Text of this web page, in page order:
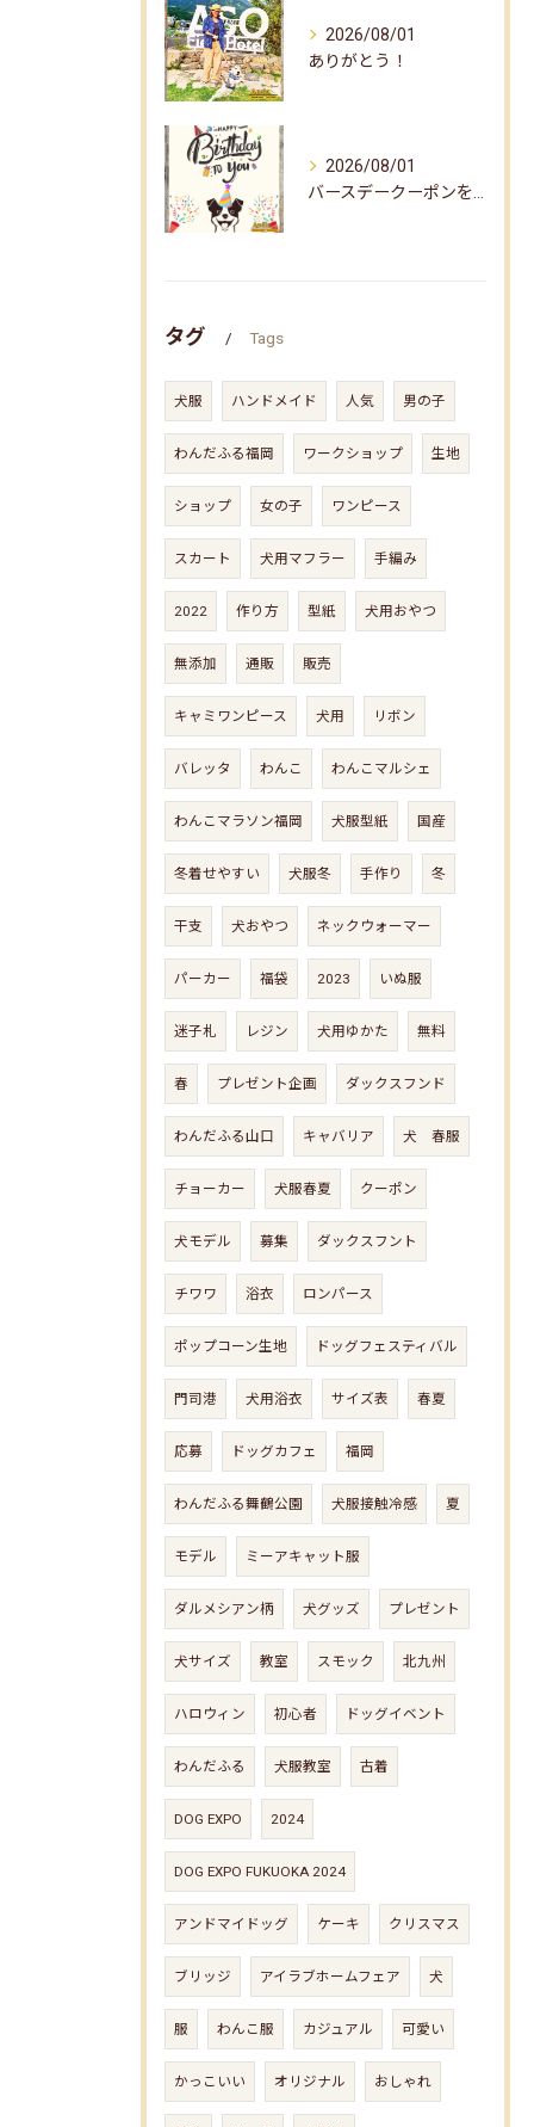
2026/08/01
ありがとう！
2026/08/01
タグ Tags
犬服 ハンドメイド 人気 男の子
わんだふる福岡 ワークショップ 生地
ショップ 女の子 ワンピース
スカート 犬用マフラー 手編み
2022 作り方 型紙 犬用おやつ
無添加 通販 販売
キャミワンピース 犬用 リボン
バレッタ わんこ わんこマルシェ
わんこマラソン福岡 犬服型紙 国産
冬着せやすい 犬服冬 手作り 冬
干支 犬おやつ ネックウォーマー
パーカー 福袋 2023 いぬ服
迷子札 レジン 犬用ゆかた 無料
春 プレゼント企画 ダックスフンド
わんだふる山口 キャバリア 犬 春服
チョーカー 犬服春夏 クーポン
犬モデル 募集 ダックスフント
チワワ 浴衣 ロンパース
ポップコーン生地 ドッグフェスティバル
門司港 犬用浴衣 サイズ表 春夏
応募 ドッグカフェ 福岡
わんだふる舞鶴公園 犬服接触冷感 夏
モデル ミーアキャット服
ダルメシアン柄 犬グッズ プレゼント
犬サイズ 教室 スモック 北九州
ハロウィン 初心者 ドッグイベント
わんだふる 犬服教室 古着
DOG EXPO 2024
DOG EXPO FUKUOKA 2024
アンドマイドッグ ケーキ クリスマス
ブリッジ アイラブホームフェア 犬
服 わんこ服 カジュアル 可愛い
かっこいい オリジナル おしゃれ